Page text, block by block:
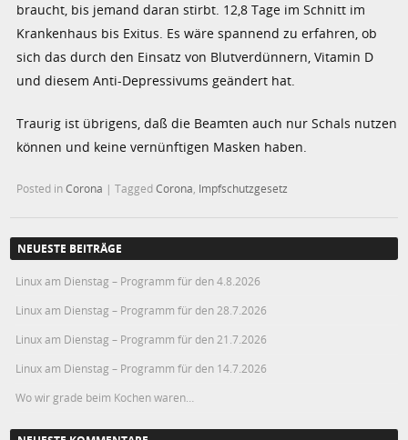
braucht, bis jemand daran stirbt. 12,8 Tage im Schnitt im
Krankenhaus bis Exitus. Es wäre spannend zu erfahren, ob
sich das durch den Einsatz von Blutverdünnern, Vitamin D
und diesem Anti-Depressivums geändert hat.
Traurig ist übrigens, daß die Beamten auch nur Schals nutzen
können und keine vernünftigen Masken haben.
Posted inCorona |TaggedCorona, Impfschutzgesetz
NEUESTE BEITRÄGE
Linux am Dienstag – Programm für den 4.8.2026
Linux am Dienstag – Programm für den 28.7.2026
Linux am Dienstag – Programm für den 21.7.2026
Linux am Dienstag – Programm für den 14.7.2026
Wo wir grade beim Kochen waren…